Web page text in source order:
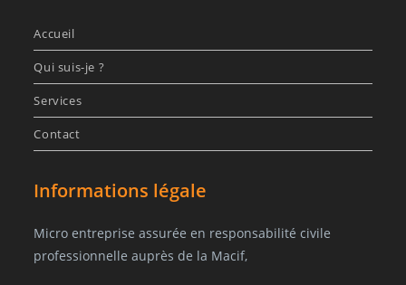
Accueil
Qui suis-je ?
Services
Contact
Informations légale
Micro entreprise assurée en responsabilité civile
professionnelle auprès de la Macif,